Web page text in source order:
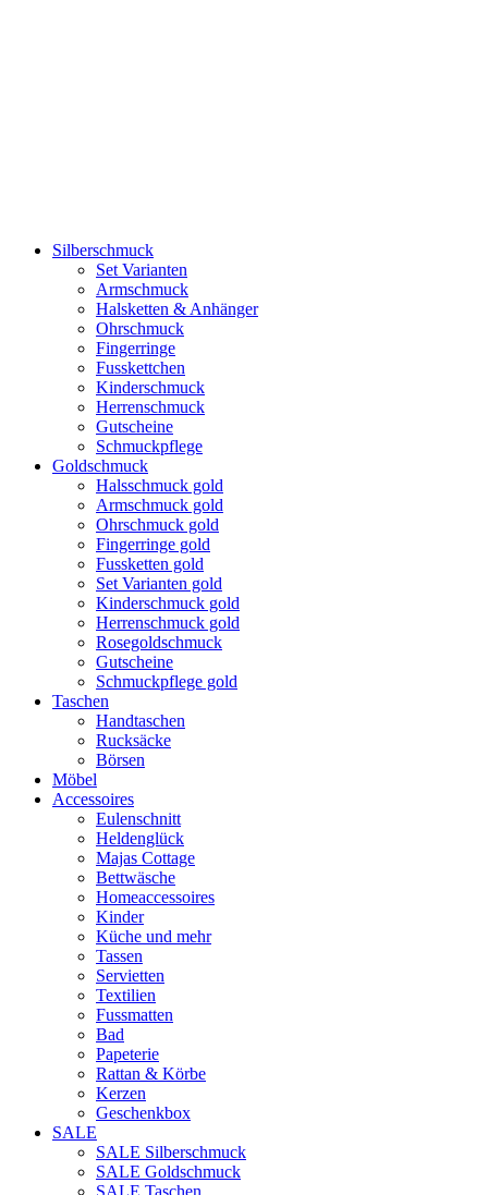
Silberschmuck
Set Varianten
Armschmuck
Halsketten & Anhänger
Ohrschmuck
Fingerringe
Fusskettchen
Kinderschmuck
Herrenschmuck
Gutscheine
Schmuckpflege
Goldschmuck
Halsschmuck gold
Armschmuck gold
Ohrschmuck gold
Fingerringe gold
Fussketten gold
Set Varianten gold
Kinderschmuck gold
Herrenschmuck gold
Rosegoldschmuck
Gutscheine
Schmuckpflege gold
Taschen
Handtaschen
Rucksäcke
Börsen
Möbel
Accessoires
Eulenschnitt
Heldenglück
Majas Cottage
Bettwäsche
Homeaccessoires
Kinder
Küche und mehr
Tassen
Servietten
Textilien
Fussmatten
Bad
Papeterie
Rattan & Körbe
Kerzen
Geschenkbox
SALE
SALE Silberschmuck
SALE Goldschmuck
SALE Taschen